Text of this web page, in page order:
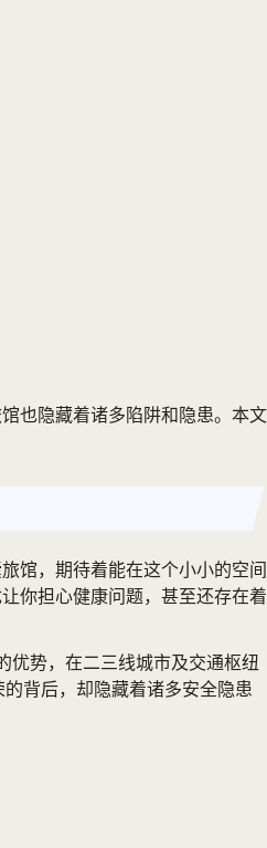
也隐藏着诸多陷阱和隐患。本文
馆，期待着能在这个小小的空间
你担心健康问题，甚至还存在着
优势，在二三线城市及交通枢纽
背后，却隐藏着诸多安全隐患